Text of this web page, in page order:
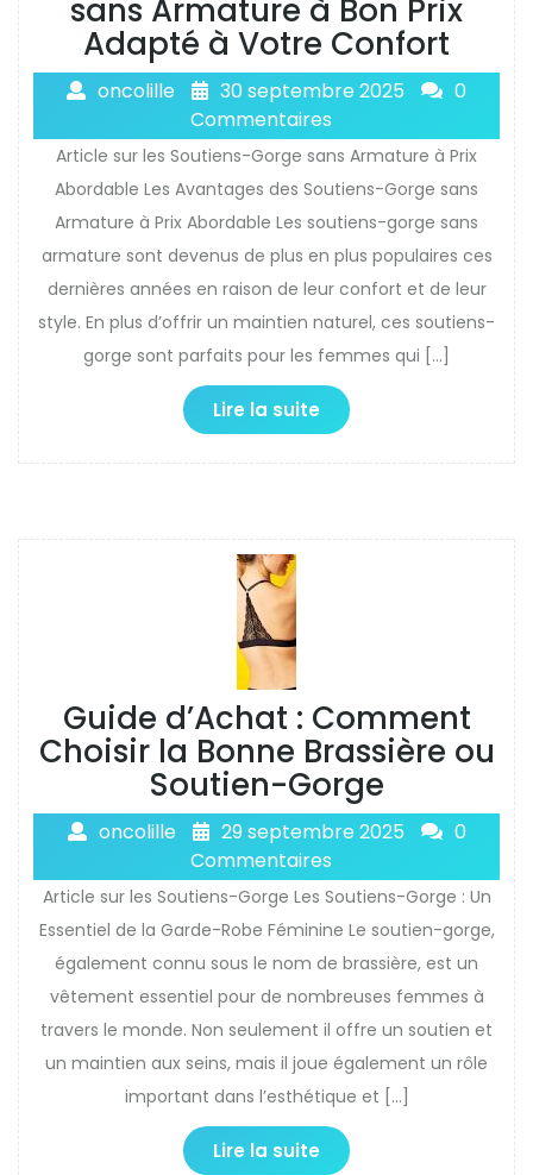
sans Armature à Bon Prix
Adapté à Votre Confort
oncolille 30 septembre 2025
0
Commentaires
Article sur les Soutiens-Gorge sans Armature à Prix
Abordable Les Avantages des Soutiens-Gorge sans
Armature à Prix Abordable Les soutiens-gorge sans
armature sont devenus de plus en plus populaires ces
dernières années en raison de leur confort et de leur
style. En plus d’offrir un maintien naturel, ces soutiens-
gorge sont parfaits pour les femmes qui […]
Lire la suite
Guide d’Achat : Comment
Choisir la Bonne Brassière ou
Soutien-Gorge
oncolille 29 septembre 2025
0
Commentaires
Article sur les Soutiens-Gorge Les Soutiens-Gorge : Un
Essentiel de la Garde-Robe Féminine Le soutien-gorge,
également connu sous le nom de brassière, est un
vêtement essentiel pour de nombreuses femmes à
travers le monde. Non seulement il offre un soutien et
un maintien aux seins, mais il joue également un rôle
important dans l’esthétique et […]
Lire la suite